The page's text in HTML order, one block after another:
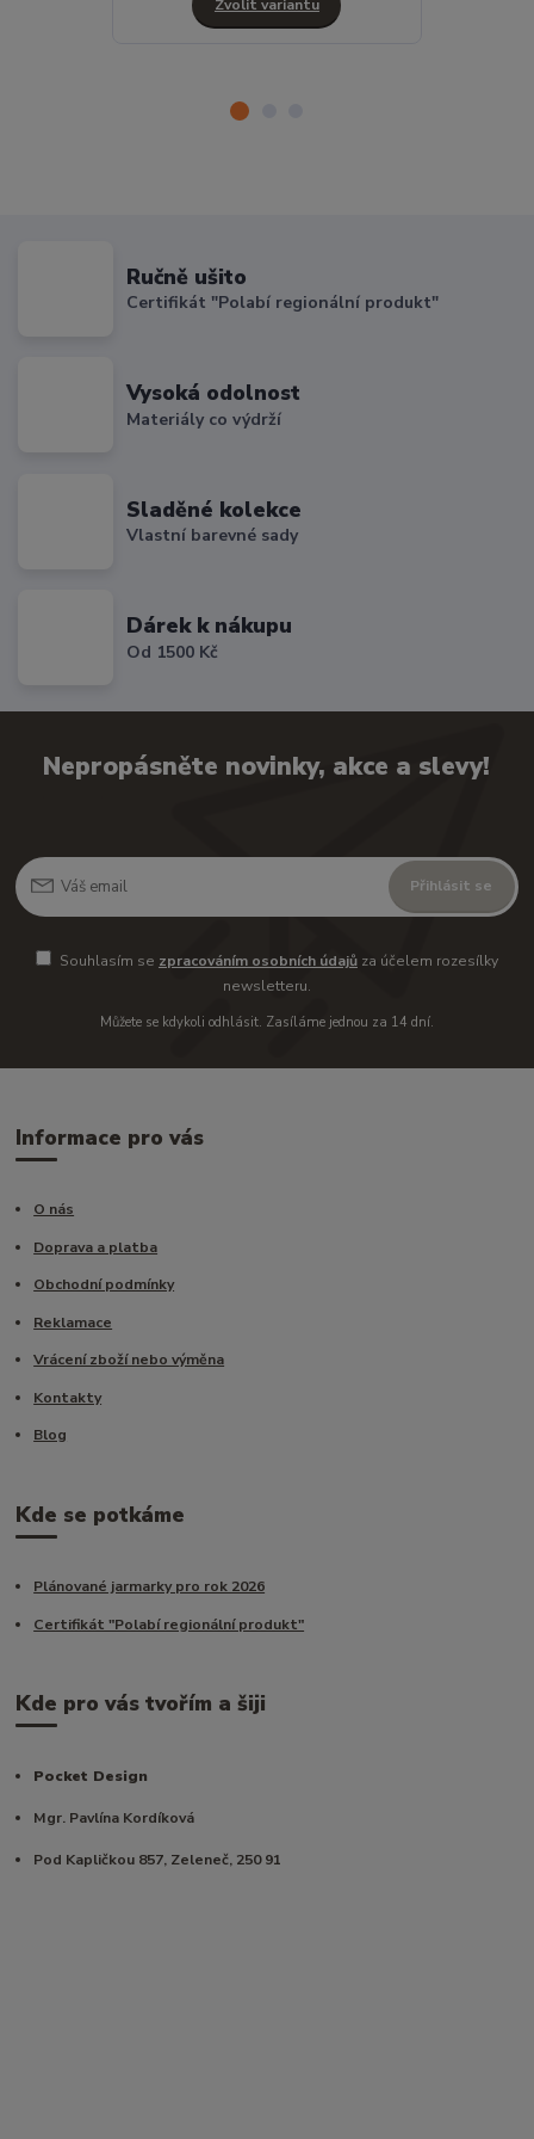
Zvolit variantu
Ručně ušito
Certifikát "Polabí regionální produkt"
Vysoká odolnost
Materiály co výdrží
Sladěné kolekce
Vlastní barevné sady
Dárek k nákupu
Od 1500 Kč
Nepropásněte novinky, akce a slevy!
Přihlásit se
Souhlasím se zpracováním osobních údajůza účelem rozesílky
newsletteru.
Můžete se kdykoli odhlásit. Zasíláme jednou za 14 dní.
Informace pro vás
O nás
Doprava a platba
Obchodní podmínky
Reklamace
Vrácení zboží nebo výměna
Kontakty
Blog
Kde se potkáme
Plánované jarmarky pro rok 2026
Certifikát "Polabí regionální produkt"
Kde pro vás tvořím a šiji
Pocket Design
Mgr. Pavlína Kordíková
Pod Kapličkou 857, Zeleneč, 250 91